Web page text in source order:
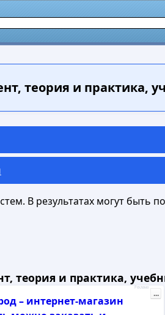
теория и практика,
В результатах могут быть
и практика,
– интернет-магазин
Реклама
...